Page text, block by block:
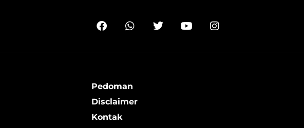
Pedoman
Disclaimer
Kontak